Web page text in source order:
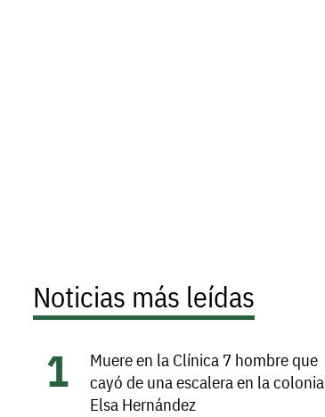
Noticias más leídas
Muere en la Clínica 7 hombre que
cayó de una escalera en la colonia
Elsa Hernández